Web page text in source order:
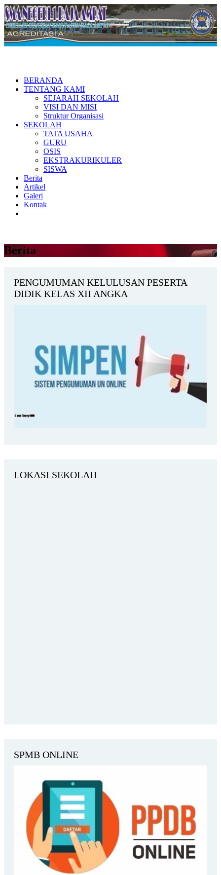
BERANDA
TENTANG KAMI
SEJARAH SEKOLAH
VISI DAN MISI
Struktur Organisasi
SEKOLAH
TATA USAHA
GURU
OSIS
EKSTRAKURIKULER
SISWA
Berita
Artikel
Galeri
Kontak
Berita
PENGUMUMAN KELULUSAN PESERTA
DIDIK KELAS XII ANGKA
LOKASI SEKOLAH
SPMB ONLINE